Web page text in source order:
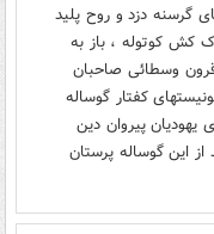
گرسنه دزد و روح پلید
کش کوتوله ، باز به
وسطائی صاحبان
کفتار گوساله
پیروان دین
این گوساله پرستان